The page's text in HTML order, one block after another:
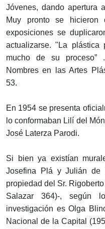
Jóvenes, dando apertura
Muy pronto se hicieron
exposiciones se
actualizarse. "La plástica
mucho de su proceso”
Nombres en las Artes
53.
En 1954 se presenta
lo conformaban Lilí del
José Laterza Parodi.
Si bien ya existían
Josefina Plá y Julián de
propiedad del Sr.
Salazar 364)-, según
investigación es Olga
Nacional de la Capital